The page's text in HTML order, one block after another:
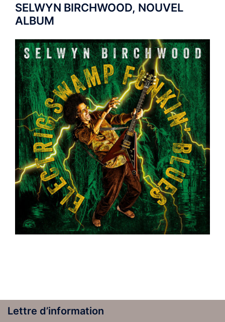
SELWYN BIRCHWOOD, NOUVEL
ALBUM
Lettre d’information